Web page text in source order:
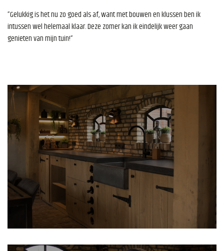
”Gelukkig is het nu zo goed als af, want met bouwen en klussen ben ik
intussen wel helemaal klaar. Deze zomer kan ik eindelijk weer gaan
genieten van mijn tuin!”